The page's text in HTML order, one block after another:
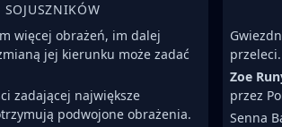
więcej obrażeń, im dalej
jej kierunku może zadać
zadającej największe
podwojone obrażenia.
przeleci.
Zoe
przez
Senna